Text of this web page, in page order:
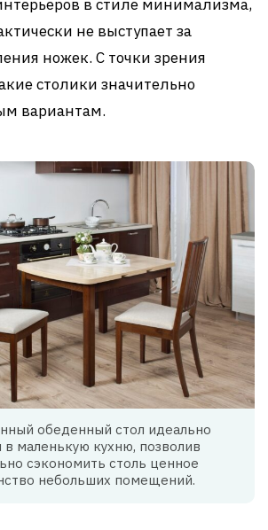
в стиле минимализма,
не выступает за
ножек. С точки зрения
столики значительно
вариантам.
обеденный стол идеально
в маленькую кухню, позволив
сэкономить столь ценное
небольших помещений.